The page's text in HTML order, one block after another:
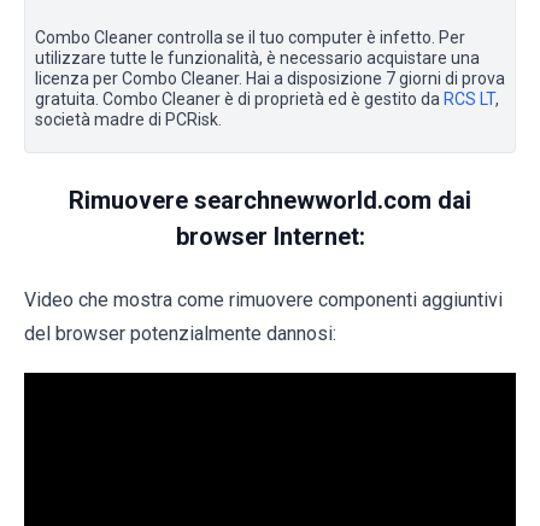
Combo Cleaner controlla se il tuo computer è infetto. Per
utilizzare tutte le funzionalità, è necessario acquistare una
licenza per Combo Cleaner. Hai a disposizione 7 giorni di prova
gratuita. Combo Cleaner è di proprietà ed è gestito da RCS LT,
società madre di PCRisk.
Rimuovere searchnewworld.com dai
browser Internet:
Video che mostra come rimuovere componenti aggiuntivi
del browser potenzialmente dannosi: